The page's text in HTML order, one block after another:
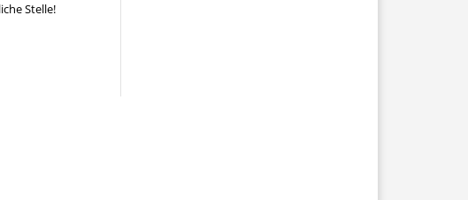
Stelle!